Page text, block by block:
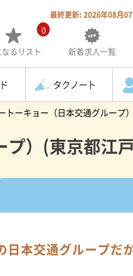
最終更新: 2026年08月
新着求人一覧
0
る リスト
タクノート
トーキョー（日本交通グループ）
）(東京都江
本交通グループだ